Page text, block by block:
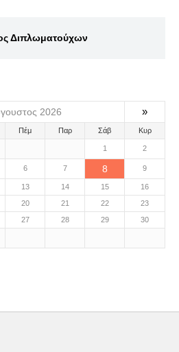
Διπλωματούχων
2026 »
Πέμ Παρ Σάβ Κυρ
1 2
6 7 8 9
13 14 15
16
20 21 22
23
27 28 29 30